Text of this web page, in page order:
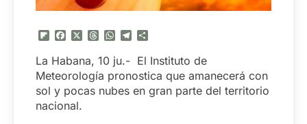
Flipboard
FacebookThreadsWhatsApp
Telegram
La Habana, 10 ju.- El Instituto de
Meteorología pronostica que amanecerá con
sol y pocas nubes en gran parte del territorio
nacional.